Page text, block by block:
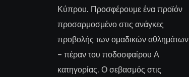
Κύπρου. Προσφέρουμε ένα προϊόν
προσαρμοσμένο στις ανάγκες
προβολής των ομαδικών αθλημάτων
– πέραν του ποδοσφαίρου Α
κατηγορίας. Ο σεβασμός στις